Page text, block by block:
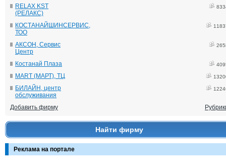
RELAX KST
(РЕЛАКС)
КОСТАНАЙШИНСЕРВИС,
ТОО
АКСОН, Сервис
Центр
Костанай Плаза
MART (МАРТ), ТЦ
БИЛАЙН, центр
обслуживания
Добавить фирму
Найти фирму
Реклама на портале